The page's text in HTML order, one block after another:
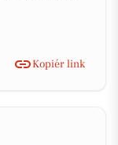
Kopiér link